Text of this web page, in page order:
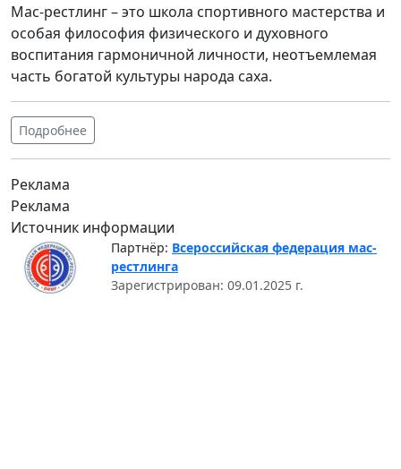
Мас-рестлинг – это школа спортивного мастерства и
особая философия физического и духовного
воспитания гармоничной личности, неотъемлемая
часть богатой культуры народа саха.
Подробнее
Реклама
Реклама
Источник информации
Партнёр: Всероссийская федерация мас-
рестлинга
Зарегистрирован: 09.01.2025 г.